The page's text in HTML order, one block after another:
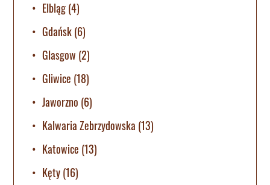
Elbląg(4)
Gdańsk(6)
Glasgow (2)
Gliwice (18)
Jaworzno (6)
Kalwaria Zebrzydowska (13)
Katowice (13)
Kęty(16)